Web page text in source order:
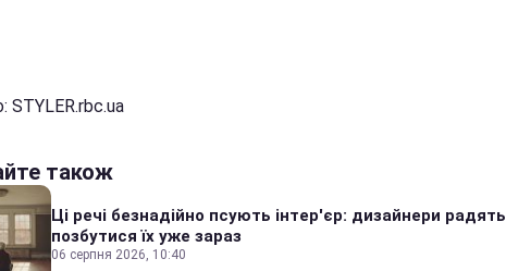
STYLER.rbc.ua
також
Ці речі безнадійно псують інтер'єр: дизайнери радять
позбутися їх уже зараз
06 серпня 2026, 10:40